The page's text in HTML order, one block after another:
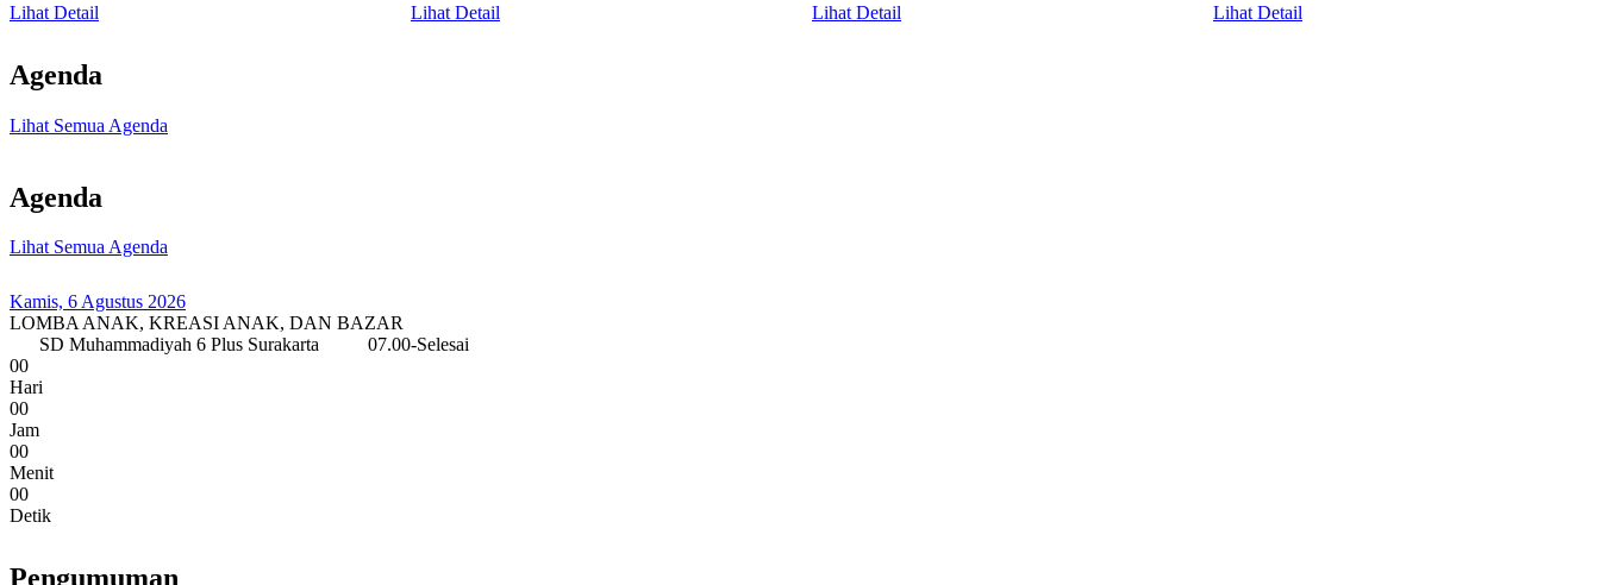
Lihat Detail Lihat Detail Lihat Detail Lihat Detail
Agenda
Lihat Semua Agenda
Agenda
Lihat Semua Agenda
Kamis, 6 Agustus 2026
LOMBA ANAK, KREASI ANAK, DAN BAZAR
SD Muhammadiyah 6 Plus Surakarta
07.00-Selesai
00
Hari
00
Jam
00
Menit
00
Detik
Pengumuman